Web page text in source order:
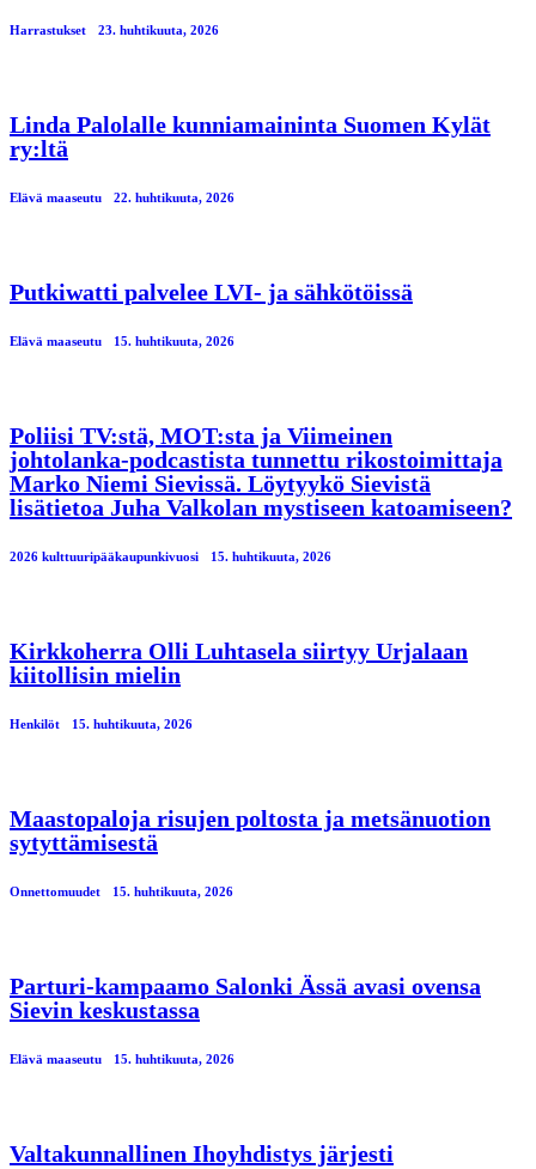
Harrastukset 23. huhtikuuta, 2026
Linda Palolalle kunniamaininta Suomen Kylät
ry:ltä
Elävä maaseutu 22. huhtikuuta, 2026
Putkiwatti palvelee LVI- ja sähkötöissä
Elävä maaseutu 15. huhtikuuta, 2026
Poliisi TV:stä, MOT:sta ja Viimeinen
johtolanka-podcastista tunnettu rikostoimittaja
Marko Niemi Sievissä. Löytyykö Sievistä
lisätietoa Juha Valkolan mystiseen katoamiseen?
2026 kulttuuripääkaupunkivuosi 15. huhtikuuta, 2026
Kirkkoherra Olli Luhtasela siirtyy Urjalaan
kiitollisin mielin
Henkilöt 15. huhtikuuta, 2026
Maastopaloja risujen poltosta ja metsänuotion
sytyttämisestä
Onnettomuudet 15. huhtikuuta, 2026
Parturi-kampaamo Salonki Ässä avasi ovensa
Sievin keskustassa
Elävä maaseutu 15. huhtikuuta, 2026
Valtakunnallinen Ihoyhdistys järjesti